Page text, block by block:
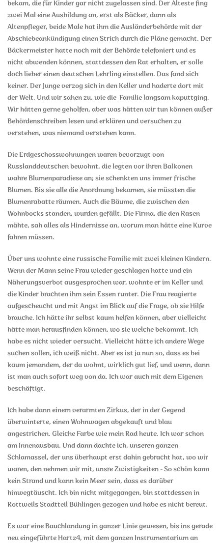
bekam, die für Kinder gar nicht zugelassen sind. Der Älteste fing
zwei Mal eine Ausbildung an, erst als Bäcker, dann als
Altenpfleger, beide Male hat ihm die Ausländerbehörde mit der
Abschiebeankündigung einen Strich durch die Pläne gemacht. Der
Bäckermeister hatte noch mit der Behörde telefoniert und es
nicht abwenden können, stattdessen den Rat erhalten, er solle
doch lieber einen deutschen Lehrling einstellen. Das fand sich
keiner. Der Junge verzog sich in den Keller und haderte dort mit
der Welt. Und wir sahen zu, wie die Familie langsam kaputtging.
Wir hätten gerne geholfen, aber was hätten wir tun können außer
Behördenschreiben lesen und erklären und versuchen zu
verstehen, was niemand verstehen kann.
Die Erdgeschosswohnungen waren bevorzugt von
Russlanddeutschen bewohnt, die legten vor ihren Balkonen
wahre Blumenparadiese an; sie schenkten uns immer frische
Blumen. Bis sie alle die Anordnung bekamen, sie müssten die
Blumenrabatte räumen. Auch die Bäume, die zwischen den
Wohnbocks standen, wurden gefällt. Die Firma, die den Rasen
mähte, sah alles als Hindernisse an, worum man hätte eine Kurve
fahren müssen.
Über uns wohnte eine russische Familie mit zwei kleinen Kindern.
Wenn der Mann seine Frau wieder geschlagen hatte und ein
Näherungsverbot ausgesprochen war, wohnte er im Keller und
die Kinder brachten ihm sein Essen runter. Die Frau reagierte
aufgescheucht und mit Angst im Blick auf die Frage, ob sie Hilfe
brauche. Ich hätte ihr selbst kaum helfen können, aber vielleicht
hätte man herausfinden können, wo sie welche bekommt. Ich
habe es nicht wieder versucht. Vielleicht hätte ich andere Wege
suchen sollen, ich weiß nicht. Aber es ist ja nun so, dass es bei
kaum jemandem, der da wohnt, wirklich gut lief, und wenn, dann
ist man auch sofort weg von da. Ich war auch mit dem Eigenen
beschäftigt.
Ich habe dann einem verarmten Zirkus, der in der Gegend
überwinterte, einen Wohnwagen abgekauft und blau
angestrichen. Gleiche Farbe wie mein Rad heute. Ich war schon
am Innenausbau. Und dann dachte ich, unseren ganzen
Schlamassel, der uns überhaupt erst dahin gebracht hat, wo wir
waren, den nehmen wir mit, unsre Zwistigkeiten - So schön kann
kein Strand und kann kein Meer sein, dass es darüber
hinwegtäuscht. Ich bin nicht mitgegangen, bin stattdessen in
Rottweils Stadtteil Bühlingen gezogen und habe es nicht bereut.
Es war eine Bauchlandung in ganzer Linie gewesen, bis ins gerade
neu eingeführte Hartz4, mit dem ganzen Instrumentarium an